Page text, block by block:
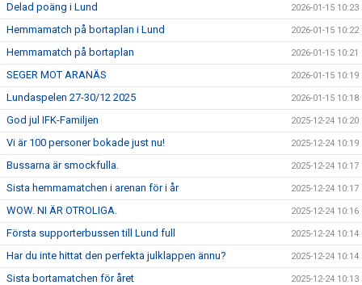
Delad poäng i Lund 2026-01-15 10:23
Hemmamatch på bortaplan i Lund 2026-01-15 10:22
Hemmamatch på bortaplan 2026-01-15 10:21
SEGER MOT ARANÄS 2026-01-15 10:19
Lundaspelen 27-30/12 2025 2026-01-15 10:18
God jul IFK-Familjen 2025-12-24 10:20
Vi är 100 personer bokade just nu! 2025-12-24 10:19
Bussarna är smockfulla. 2025-12-24 10:17
Sista hemmamatchen i arenan för i år 2025-12-24 10:17
WOW. NI ÄR OTROLIGA. 2025-12-24 10:16
Första supporterbussen till Lund full 2025-12-24 10:14
Har du inte hittat den perfekta julklappen ännu? 2025-12-24 10:14
Sista bortamatchen för året 2025-12-24 10:13